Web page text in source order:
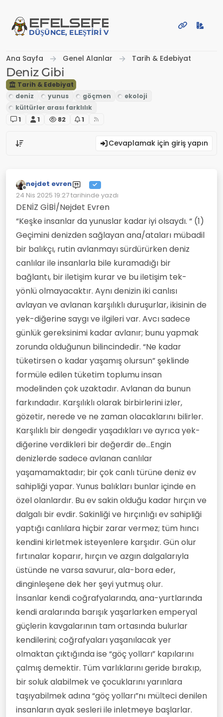
EFELSEFE
DÜŞÜNCE, ELEŞTIRI VE PAYLAŞIM PLATFORMU
Ana Sayfa Genel Alanlar Tarih & Edebiyat
Deniz Gibi
Tarih & Edebiyat
1 1 82 1
Cevaplamak için giriş yapın
Çevrimdışı
nejdet evren
24 Nis 2025 19:27tarihinde yazdı
Son düzenleyen:
DENİZ GİBİ/Nejdet Evren
“Keşke insanlar da yunuslar kadar iyi olsaydı. “ (1)
Geçimini denizden sağlayan ana/ataları mübadil
bir balıkçı, rutin avlanmayı sürdürürken deniz
canlılar ile insanlarla bile kuramadığı bir
bağlantı, bir iletişim kurar ve bu iletişim tek-
yönlü olmayacaktır. Aynı denizin iki canlısı
avlayan ve avlanan karşılıklı duruşurlar, ikisinin de
yek-diğerine saygı ve ilgileri var. Avcı sadece
günlük gereksinimi kadar avlanır; bunu yapmak
zorunda olduğunun bilincindedir. “Ne kadar
tüketirsen o kadar yaşamış olursun” şeklinde
formüle edilen tüketim toplumu insan
modelinden çok uzaktadır. Avlanan da bunun
farkındadır. Karşılıklı olarak birbirlerini izler,
gözetir, nerede ve ne zaman olacaklarını bilirler.
Karşılıklı bir dengedir yaşadıkları ve ayrıca yek-
diğerine verdikleri bir değerdir de...Engin
denizlerde sadece avlanan canlılar
yaşamamaktadır; bir çok canlı türüne deniz ev
sahipliği yapar. Yunus balıkları bunlar içinde en
özel olanlardır. Bu ev sakin olduğu kadar hırçın ve
dalgalı bir evdir. Sakinliği ve hırçınlığı ev sahipliği
yaptığı canlılara hiçbir zarar vermez; tüm hıncı
kendini kirletmek isteyenlere karşıdır. Gün olur
fırtınalar koparır, hırçın ve azgın dalgalarıyla
üstünde ne varsa savurur, ala-bora eder,
dinginleşene dek her şeyi yutmuş olur.
İnsanlar kendi coğrafyalarında, ana-yurtlarında
kendi aralarında barışık yaşarlarken emperyal
güçlerin kavgalarının tam ortasında bulurlar
kendilerini; coğrafyaları yaşanılacak yer
olmaktan çıktığında ise “göç yolları” kapılarını
çalmış demektir. Tüm varlıklarını geride bırakıp,
bir soluk alabilmek ve çocuklarını yarınlara
taşıyabilmek adına “göç yolları”nı mülteci denilen
insanların ayak sesleri ile inletmeye başlarlar.